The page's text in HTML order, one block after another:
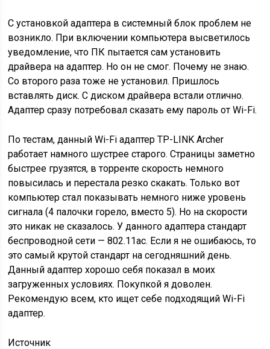
С установкой адаптера в системный блок проблем не
возникло. При включении компьютера высветилось
уведомление, что ПК пытается сам установить
драйвера на адаптер. Но он не смог. Почему не знаю.
Со второго раза тоже не установил. Пришлось
вставлять диск. С диском драйвера встали отлично.
Адаптер сразу потребовал сказать ему пароль от Wi-Fi.
По тестам, данный Wi-Fi адаптер TP-LINK Archer
работает намного шустрее старого. Страницы заметно
быстрее грузятся, в торренте скорость немного
повысилась и перестала резко скакать. Только вот
компьютер стал показывать немного ниже уровень
сигнала (4 палочки горело, вместо 5). Но на скорости
это никак не сказалось. У данного адаптера стандарт
беспроводной сети — 802.11ac. Если я не ошибаюсь, то
это самый крутой стандарт на сегодняшний день.
Данный адаптер хорошо себя показал в моих
загруженных условиях. Покупкой я доволен.
Рекомендую всем, кто ищет себе подходящий Wi-Fi
адаптер.
Источник